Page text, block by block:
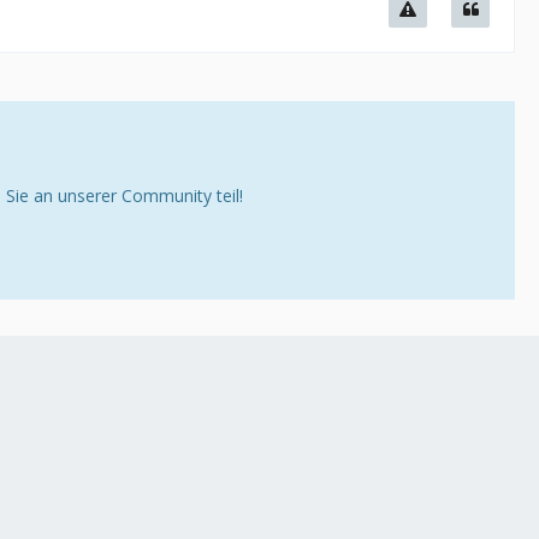
an unserer Community teil!